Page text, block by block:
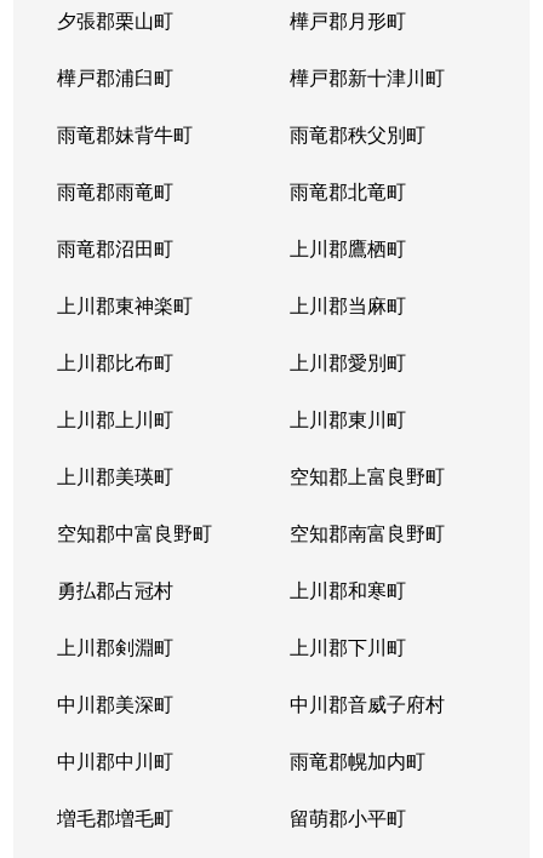
夕張郡栗山町 樺戸郡月形町
樺戸郡浦臼町 樺戸郡新十津川町
雨竜郡妹背牛町 雨竜郡秩父別町
雨竜郡雨竜町 雨竜郡北竜町
雨竜郡沼田町 上川郡鷹栖町
上川郡東神楽町 上川郡当麻町
上川郡比布町 上川郡愛別町
上川郡上川町 上川郡東川町
上川郡美瑛町 空知郡上富良野町
空知郡中富良野町 空知郡南富良野町
勇払郡占冠村 上川郡和寒町
上川郡剣淵町 上川郡下川町
中川郡美深町 中川郡音威子府村
中川郡中川町 雨竜郡幌加内町
増毛郡増毛町 留萌郡小平町